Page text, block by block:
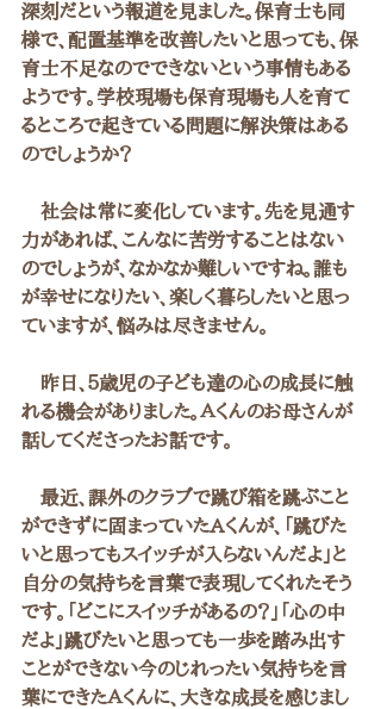
深刻だという報道を見ました。保育士も同
様で、配置基準を改善したいと思っても、保
育士不足なのでできないという事情もある
ようです。学校現場も保育現場も人を育て
るところで起きている問題に解決策はある
のでしょうか？
社会は常に変化しています。先を見通す
力があれば、こんなに苦労することはない
のでしょうが、なかなか難しいですね。誰も
が幸せになりたい、楽しく暮らしたいと思っ
ていますが、悩みは尽きません。
昨日、５歳児の子ども達の心の成長に触
れる機会がありました。Ａくんのお母さんが
話してくださったお話です。
最近、課外のクラブで跳び箱を跳ぶこと
ができずに固まっていたAくんが、「跳びた
いと思ってもスイッチが入らないんだよ」と
自分の気持ちを言葉で表現してくれたそう
です。「どこにスイッチがあるの？」「心の中
だよ」跳びたいと思っても一歩を踏み出す
ことができない今のじれったい気持ちを言
葉にできたＡくんに、大きな成長を感じまし